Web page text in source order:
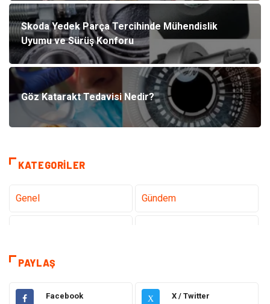
Skoda Yedek Parça Tercihinde Mühendislik
Uyumu ve Sürüş Konforu
Göz Katarakt Tedavisi Nedir?
KATEGORILER
Genel Gündem
Teknoloji & İnternet
Elektrik & Elektronik Eğitim
PAYLAŞ
Facebook X X / Twitter